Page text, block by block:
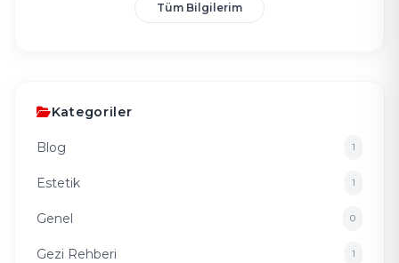
Tüm Bilgilerim
Kategoriler
Blog 1
Estetik 1
Genel 0
Gezi Rehberi 1